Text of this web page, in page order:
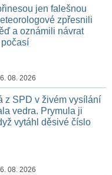
jen falešnou
zpřesnili
a oznámili návrat
08. 2026
z SPD v živém vysílání
vedra. Prymula ji
vytáhl děsivé číslo
08. 2026